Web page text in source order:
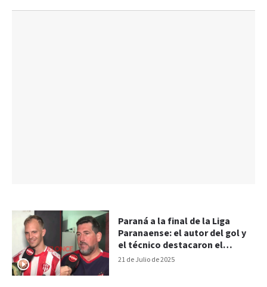
21 de Julio de 2025
Paraná a la final de la Liga
Paranaense: el autor del gol y
el técnico destacaron el
“esfuerzo del equipo”